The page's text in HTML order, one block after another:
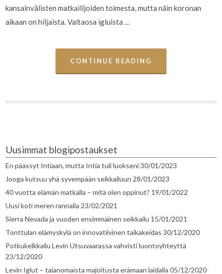
kansainvälisten matkailijoiden toimesta, mutta näin koronan
aikaan on hiljaista. Valtaosa igluista …
CONTINUE READING
Uusimmat blogipostaukset
En päässyt Intiaan, mutta Intia tuli luokseni30/01/2023
Jooga kutsuu yhä syvempään seikkailuun 28/01/2023
40 vuotta elämän matkalla – mitä olen oppinut? 19/01/2022
Uusi koti meren rannalla 23/02/2021
Sierra Nevada ja vuoden ensimmäinen seikkailu 15/01/2021
Tonttulan elämyskylä on innovatiivinen taikakeidas 30/12/2020
Potkukelkkailu Levin Utsuvaarassa vahvisti luontoyhteyttä
23/12/2020
Levin Iglut – taianomaista majoitusta erämaan laidalla 05/12/2020